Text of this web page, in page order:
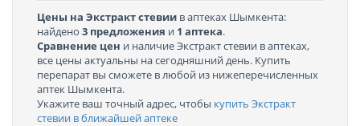
Цены на Экстракт стевии в аптеках Шымкента:
найдено 3 предложения и 1 аптека.
Сравнение цен и наличие Экстракт стевии в аптеках,
все цены актуальны на сегодняшний день. Купить
перепарат вы сможете в любой из нижеперечисленных
аптек Шымкента.
Укажите ваш точный адрес, чтобы купить Экстракт
стевии в ближайшей аптеке